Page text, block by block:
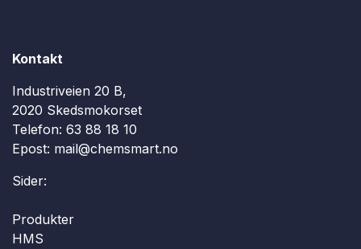
Kontakt
Industriveien 20 B,
2020 Skedsmokorset
Telefon: 63 88 18 10
Epost: mail@chemsmart.no
Sider:
Produkter
HMS